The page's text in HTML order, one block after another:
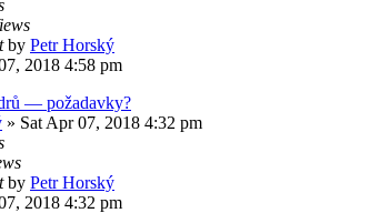
by Petr Horský
2018 4:58 pm
— požadavky?
» Sat Apr 07, 2018 4:32 pm
by Petr Horský
2018 4:32 pm